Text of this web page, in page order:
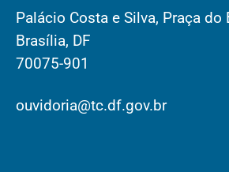
Palácio Costa e Silva, Praça do
Brasília, DF
70075-901
ouvidoria@tc.df.gov.br